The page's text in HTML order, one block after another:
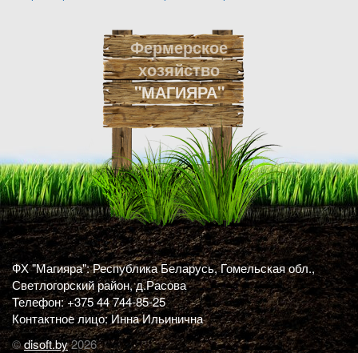
Фермерское
хозяйство
"МАГИЯРА"
ФХ "Магияра": Республика Беларусь, Гомельская обл.,
Светлогорский район, д.Расова
Телефон: +375 44 744-85-25
Контактное лицо: Инна Ильинична
©disoft.by2026